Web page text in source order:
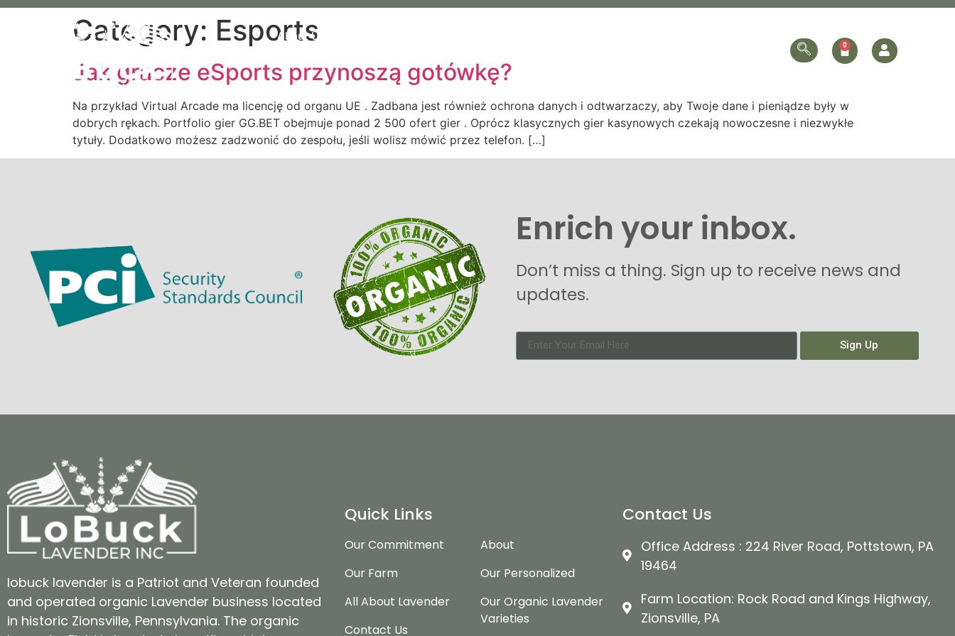
About Us
Category: Esports
Jak gracze eSports przynoszą gotówkę?
Na przykład Virtual Arcade ma licencję od organu UE . Zadbana jest również ochrona danych i odtwarzaczy, aby Twoje dane i pieniądze były w
dobrych rękach. Portfolio gier GG.BET obejmuje ponad 2 500 ofert gier . Oprócz klasycznych gier kasynowych czekają nowoczesne i niezwykłe
tytuły. Dodatkowo możesz zadzwonić do zespołu, jeśli wolisz mówić przez telefon. […]
Enrich your inbox.
Don’t miss a thing. Sign up to receive news and
updates.
Sign Up
lobuck lavender is a Patriot and Veteran founded
and operated organic Lavender business located
in historic Zionsville, Pennsylvania. The organic
Quick Links
Our Commitment
Our Farm
All About Lavender
Contact Us
About
Our Personalized
Our Organic Lavender
Varieties
Contact Us
Office Address : 224 River Road, Pottstown, PA
19464
Farm Location: Rock Road and Kings Highway,
Zionsville, PA